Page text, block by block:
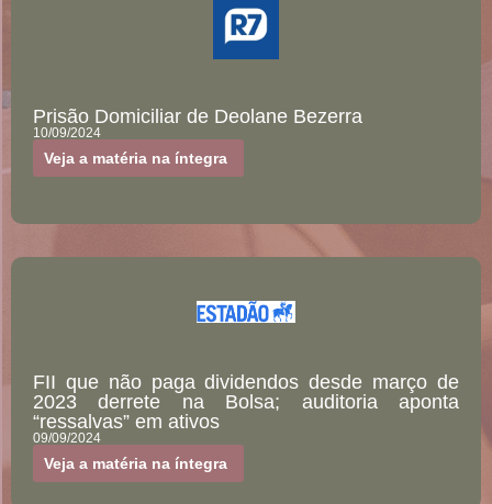
Prisão Domiciliar de Deolane Bezerra
10/09/2024
Veja a matéria na íntegra
FII que não paga dividendos desde março de
2023 derrete na Bolsa; auditoria aponta
“ressalvas” em ativos
09/09/2024
Veja a matéria na íntegra